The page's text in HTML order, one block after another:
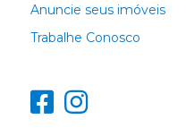
Anuncie seus imóveis
Trabalhe Conosco